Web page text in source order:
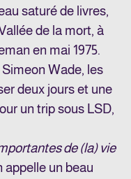
saturé de livres,
de la mort, à
en mai 1975.
Wade, les
deux jours et une
un trip sous LSD,
de (la) vie
appelle un beau